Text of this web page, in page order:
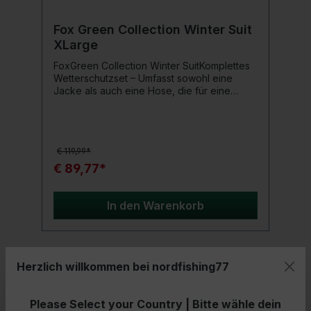
Knöchelbund 60 % Polyester, 40 %
Baumwolle
Fox Green Collection Winter Suit
XLarge
FoxGreen Collection Winter SuitKomplettes
Wetterschutzset – Umfasst sowohl eine
Jacke als auch eine Hose, die für eine
Wassersäule von 8000mm mit komplett
versiegelten Nähte für höchste
WasserdichtigkeitKomfort durch
Thermoisolation – Fleecegefütterte
Reißverschlusstaschen und
während man wichtige Dinge trotzdem zur
bietet einen vielseitigen Kopfschutz gegen
Gummizug verstellbarer Kragen,
€ 119,99*
€ 89,77*
In den Warenkorb
Herzlich willkommen bei nordfishing77
Please Select your Country | Bitte wähle dein